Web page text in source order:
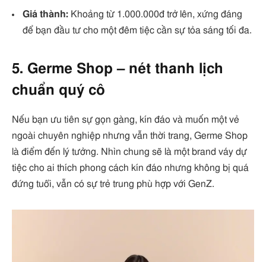
Giá thành: Khoảng từ 1.000.000đ trở lên, xứng đáng
để bạn đầu tư cho một đêm tiệc cần sự tỏa sáng tối đa.
5. Germe Shop – nét thanh lịch
chuẩn quý cô
Nếu bạn ưu tiên sự gọn gàng, kín đáo và muốn một vẻ
ngoài chuyên nghiệp nhưng vẫn thời trang, Germe Shop
là điểm đến lý tưởng. Nhìn chung sẽ là một brand váy dự
tiệc cho ai thích phong cách kín đáo nhưng không bị quá
đứng tuổi, vẫn có sự trẻ trung phù hợp với GenZ.